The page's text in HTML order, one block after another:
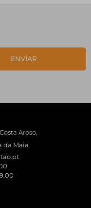
ENVIAR
Aroso,
da Maia
-